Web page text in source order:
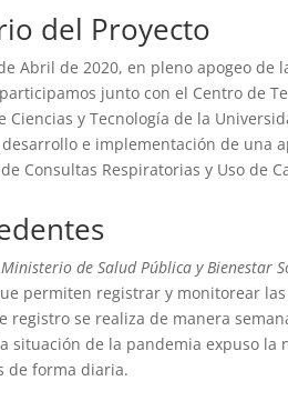
del Proyecto
Abril de 2020, en pleno apogeo de
participamos junto con el Centro de
Ciencias y Tecnología de la
e implementación de una
Consultas Respiratorias y Uso de
Ministerio de Salud Pública y Bienestar
permiten registrar y monitorear
registro se realiza de manera
situación de la pandemia expuso la
de forma diaria.